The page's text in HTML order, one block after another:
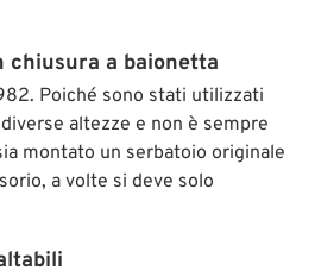
chiusura a baionetta
Poiché sono stati utilizzati
altezze e non è sempre
montato un serbatoio originale
a volte si deve solo